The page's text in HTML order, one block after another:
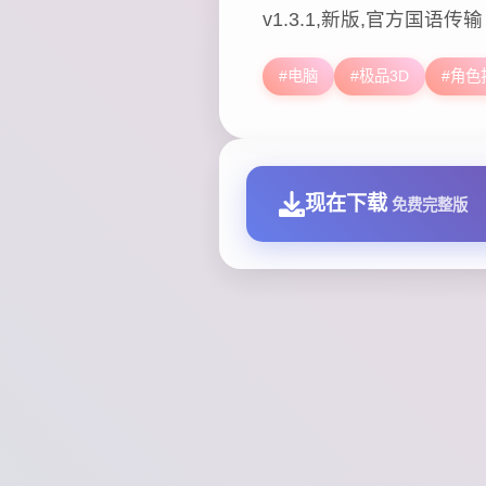
v1.3.1,新版,官方国语传输
#电脑 #极品3D #角色
现在下载 免费完整版